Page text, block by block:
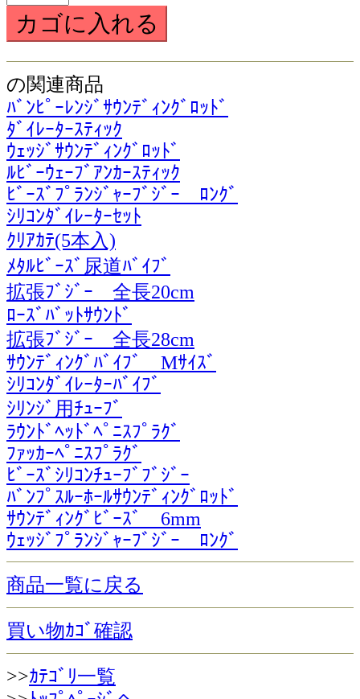
の関連商品
ﾊﾞﾝﾋﾟｰﾚﾝｼﾞｻｳﾝﾃﾞｨﾝｸﾞﾛｯﾄﾞ
ﾀﾞｲﾚｰﾀｰｽﾃｨｯｸ
ｳｪｯｼﾞｻｳﾝﾃﾞｨﾝｸﾞﾛｯﾄﾞ
ﾙﾋﾞｰｳｪｰﾌﾞｱﾝｶｰｽﾃｨｯｸ
ﾋﾞｰｽﾞﾌﾟﾗﾝｼﾞｬｰﾌﾞｼﾞｰ ﾛﾝｸﾞ
ｼﾘｺﾝﾀﾞｲﾚｰﾀｰｾｯﾄ
ｸﾘｱｶﾃ(5本入)
ﾒﾀﾙﾋﾞｰｽﾞ尿道ﾊﾞｲﾌﾞ
拡張ﾌﾞｼﾞｰ 全長20cm
ﾛｰｽﾞﾊﾞｯﾄｻｳﾝﾄﾞ
拡張ﾌﾞｼﾞｰ 全長28cm
ｻｳﾝﾃﾞｨﾝｸﾞﾊﾞｲﾌﾞ Mｻｲｽﾞ
ｼﾘｺﾝﾀﾞｲﾚｰﾀｰﾊﾞｲﾌﾞ
ｼﾘﾝｼﾞ用ﾁｭｰﾌﾞ
ﾗｳﾝﾄﾞﾍｯﾄﾞﾍﾟﾆｽﾌﾟﾗｸﾞ
ﾌｧｯｶｰﾍﾟﾆｽﾌﾟﾗｸﾞ
ﾋﾞｰｽﾞｼﾘｺﾝﾁｭｰﾌﾞﾌﾞｼﾞｰ
ﾊﾞﾝﾌﾟｽﾙｰﾎｰﾙｻｳﾝﾃﾞｨﾝｸﾞﾛｯﾄﾞ
ｻｳﾝﾃﾞｨﾝｸﾞﾋﾞｰｽﾞ 6mm
ｳｪｯｼﾞﾌﾟﾗﾝｼﾞｬｰﾌﾞｼﾞｰ ﾛﾝｸﾞ
商品一覧に戻る
買い物ｶｺﾞ確認
>>ｶﾃｺﾞﾘ一覧